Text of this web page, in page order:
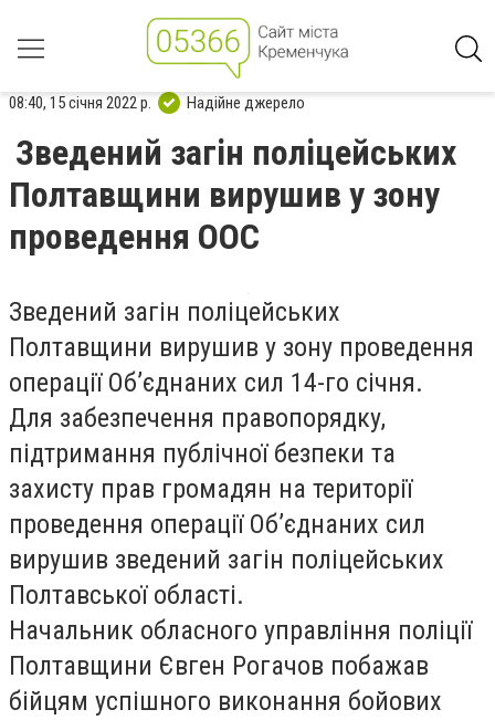
08:40, 15 січня 2022 р. Надійне джерело
Зведений загін поліцейських
Полтавщини вирушив у зону
проведення ООС
Зведений загін поліцейських
Полтавщини вирушив у зону проведення
операції Об’єднаних сил 14-го січня.
Для забезпечення правопорядку,
підтримання публічної безпеки та
захисту прав громадян на території
проведення операції Об’єднаних сил
вирушив зведений загін поліцейських
Полтавської області.
Начальник обласного управління поліції
Полтавщини Євген Рогачов побажав
бійцям успішного виконання бойових